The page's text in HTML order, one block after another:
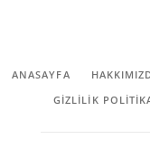
ANASAYFA
GIZLILIK